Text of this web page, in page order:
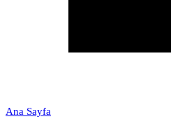
Ana Sayfa